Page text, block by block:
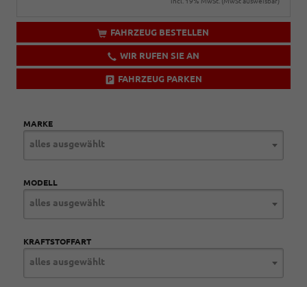
FAHRZEUG BESTELLEN
WIR RUFEN SIE AN
FAHRZEUG PARKEN
MARKE
alles ausgewählt
MODELL
alles ausgewählt
KRAFTSTOFFART
alles ausgewählt